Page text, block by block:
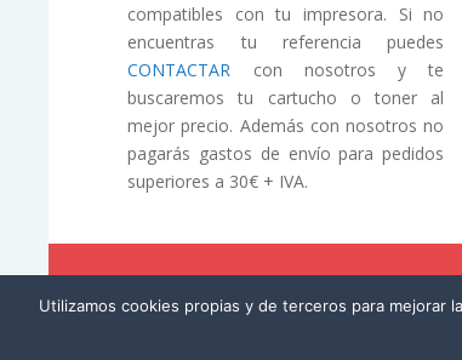
compatibles con tu impresora. Si no
encuentras tu referencia puedes
CONTACTAR con nosotros y te
buscaremos tu cartucho o toner al
mejor precio. Además con nosotros no
pagarás gastos de envío para pedidos
superiores a 30€ + IVA.
© REYTONER 2015 –Términos y
Utilizamos cookies propias y de terceros para